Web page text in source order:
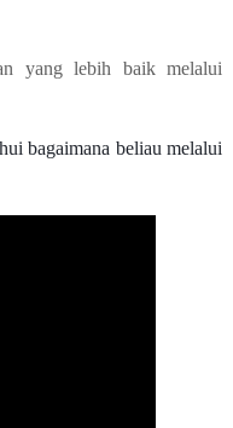
yang lebih baik melalui
bagaimana beliau melalui